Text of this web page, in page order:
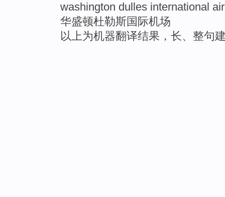
washington dulles international
华盛顿杜勒斯国际机场
以上为机器翻译结果，长、整句